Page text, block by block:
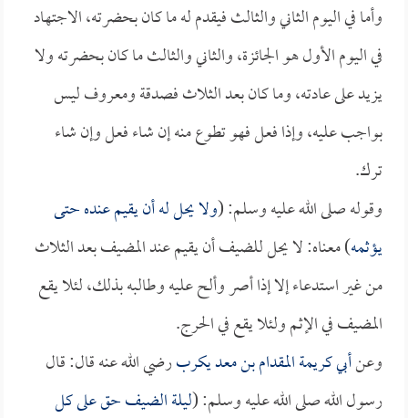
وأما في اليوم الثاني والثالث فيقدم له ما كان بحضرته، الاجتهاد
في اليوم الأول هو الجائزة، والثاني والثالث ما كان بحضرته ولا
يزيد على عادته، وما كان بعد الثلاث فصدقة ومعروف ليس
بواجب عليه، وإذا فعل فهو تطوع منه إن شاء فعل وإن شاء
ترك.
وقوله صلى الله عليه وسلم: (ولا يحل له أن يقيم عنده حتى
يؤثمه) معناه: لا يحل للضيف أن يقيم عند المضيف بعد الثلاث
من غير استدعاء إلا إذا أصر وألح عليه وطالبه بذلك، لئلا يقع
المضيف في الإثم ولئلا يقع في الحرج.
وعنأبي كريمة المقدام بن معد يكربرضي الله عنه قال: قال
رسول الله صلى الله عليه وسلم: (ليلة الضيف حق على كل